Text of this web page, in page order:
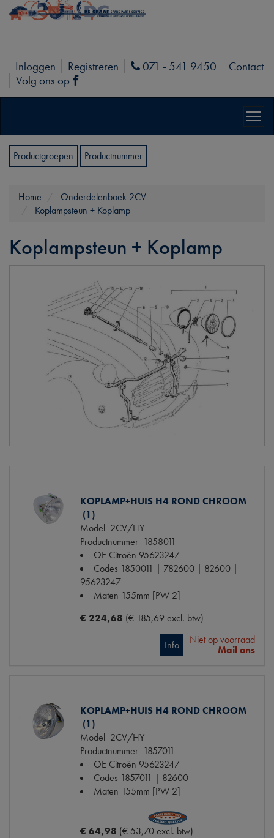
Inloggen Registreren Phone
071 - 541 9450
Contact
Volg ons op
Facebook
Productgroepen Productnummer
Home
Onderdelenboek 2CV
Koplampsteun + Koplamp
Koplampsteun + Koplamp
KOPLAMP+HUIS H4 ROND CHROOM
(1)
Model 2CV/HY
Productnummer 1858011
OE Citroën 95623247
Codes 1850011 | 782600 | 82600 |
95623247
Maten 155mm [PW 2]
€ 224,68 (€ 185,69 excl. btw)
Info
Niet op voorraad
Mail ons
KOPLAMP+HUIS H4 ROND CHROOM
(1)
Model 2CV/HY
Productnummer 1857011
OE Citroën 95623247
Codes 1857011 | 82600
Maten 155mm [PW 2]
€ 64,98 (€ 53,70 excl. btw)